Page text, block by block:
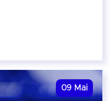
09 Mai